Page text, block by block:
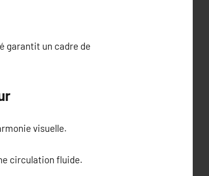
garantit un cadre de
visuelle.
circulation fluide.